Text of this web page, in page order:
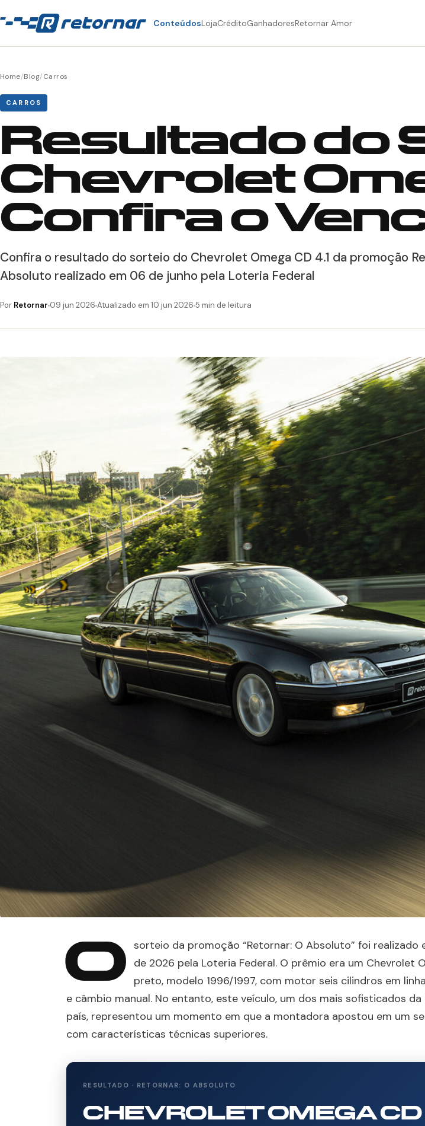
ConteúdosLojaCréditoGanhadoresRetornar Amor
Home/Blog/Carros
CARROS
Resultado do
Chevrolet
Confira o
Confira o resultado do sorteio do Chevrolet Omega CD 4.1 da promoção
Absoluto realizado em 06 de junho pela Loteria Federal
Por Retornar 09 jun 2026 Atualizado em 10 jun 2026 5 min de leitura
O sorteio da promoção “Retornar: O Absoluto” foi realizado
de 2026 pela Loteria Federal. O prêmio era um Chevrolet
preto, modelo 1996/1997, com motor seis cilindros em
e câmbio manual. No entanto, este veículo, um dos mais sofisticados
país, representou um momento em que a montadora apostou em um
com características técnicas superiores.
RESULTADO · RETORNAR: O ABSOLUTO
CHEVROLET OMEGA CD